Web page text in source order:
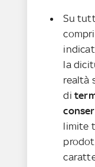
Su
la
realtà
di
limite